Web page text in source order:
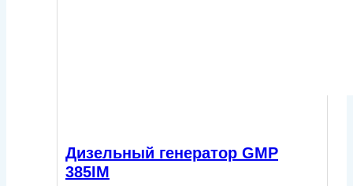
Дизельный генератор GMP
385IM